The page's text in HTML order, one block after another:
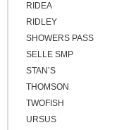
RIDEA
RIDLEY
SHOWERS PASS
SELLE SMP
STAN’S
THOMSON
TWOFISH
URSUS